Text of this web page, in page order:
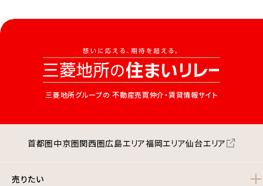
三菱地所グループの 不動産売買仲介・賃貸情報サイト
首都圏中京圏関西圏広島エリア福岡エリア仙台エリア
売りたい